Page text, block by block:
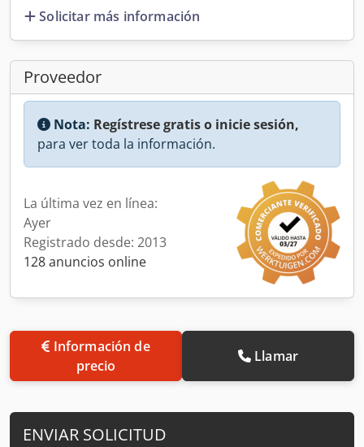
Solicitar más información
Proveedor
Nota: Regístrese gratis o inicie sesión,
para ver toda la información.
La última vez en línea:
Ayer
Registrado desde: 2013
128 anuncios online
precio
Llamar
ENVIAR SOLICITUD